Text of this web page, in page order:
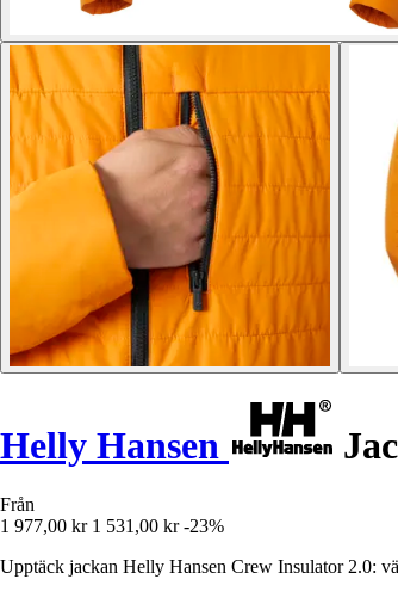
Helly Hansen
Från
1 977,00 kr 1 531,00 kr -23%
Upptäck jackan Helly Hansen Crew Insulator 2.0: